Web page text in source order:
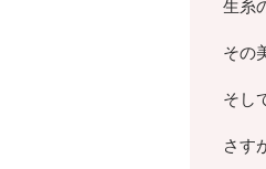
生糸
その
そし
さす